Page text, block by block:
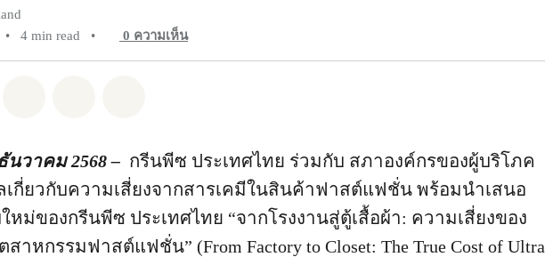
• 4 min read • 0 ความเห็น
นวาคม 2568 – กรีนพีซ ประเทศไทย ร่วมกับ สภาองค์กรของผู้บริโภค
เกี่ยวกับความเสี่ยงจากสารเคมีในสินค้าฟาสต์แฟชั่น พร้อมนำเสนอ
หม่ของกรีนพีซ ประเทศไทย “จากโรงงานสู่ตู้เสื้อผ้า: ความเสี่ยงของ
าหกรรมฟาสต์แฟชั่น” (From Factory to Closet: The True Cost of Ultra